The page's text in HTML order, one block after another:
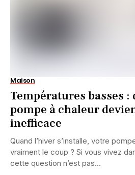
Maison
Températures basses :
pompe à chaleur
inefficace
Quand l’hiver s’installe, votre
vraiment le coup ? Si vous vivez
cette question n’est pas...